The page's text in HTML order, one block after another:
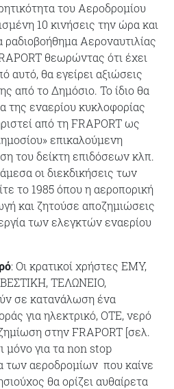
του Αεροδρομίου
10 κινήσεις την ώρα και
Αεροναυτιλίας
θεωρώντας ότι έχει
αυτό, θα εγείρει αξιώσεις
από το Δημόσιο. Το ίδιο θα
της εναερίου κυκλοφορίας
από τη FRAPORT ως
επικαλούμενη
του δείκτη επιδόσεων κλπ.
οι διεκδικήσεις των
το 1985 όπου η αεροπορική
και ζητούσε αποζημιώσεις
των ελεγκτών εναερίου
: Οι κρατικοί χρήστες ΕΜΥ,
ΤΕΛΩΝΕΙΟ,
σε κατανάλωση ένα
για ηλεκτρικό, ΟΤΕ, νερό
στην FRAPORT [σελ.
μόνο για τα non stop
των αεροδρομίων που καίνε
θα ορίζει αυθαίρετα